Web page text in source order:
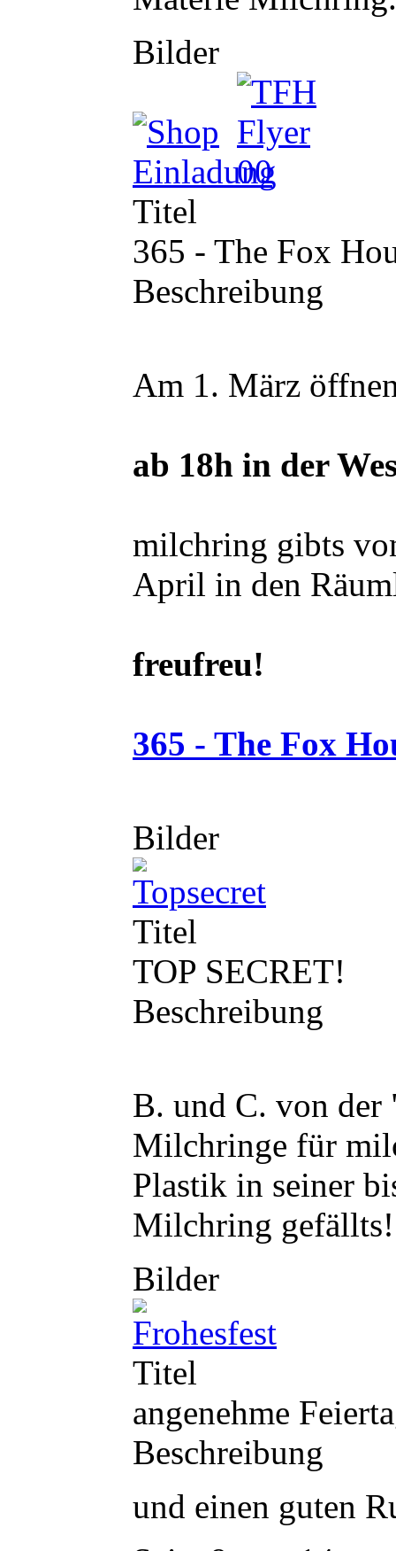
Bilder
Titel
365 - The Fox
Beschreibung
Am 1. März
ab 18h in der
milchring gibts
April in den
freufreu!
365 - The Fox
Bilder
Titel
TOP SECRET!
Beschreibung
B. und C. von der
Milchringe für
Plastik in seiner
Milchring gefällts!
Bilder
Titel
angenehme
Beschreibung
und einen guten